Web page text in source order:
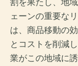
割を果たし、地
ェーンの重要な
は、商品移動の
とコストを削減
業がこの地域に